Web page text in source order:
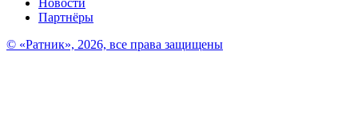
Новости
Партнёры
© «Ратник», 2026, все права защищены